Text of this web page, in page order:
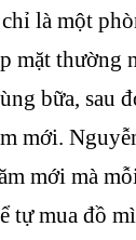
là một
mặt thường
bữa, sau
mới.
mới mà
tự mua đồ